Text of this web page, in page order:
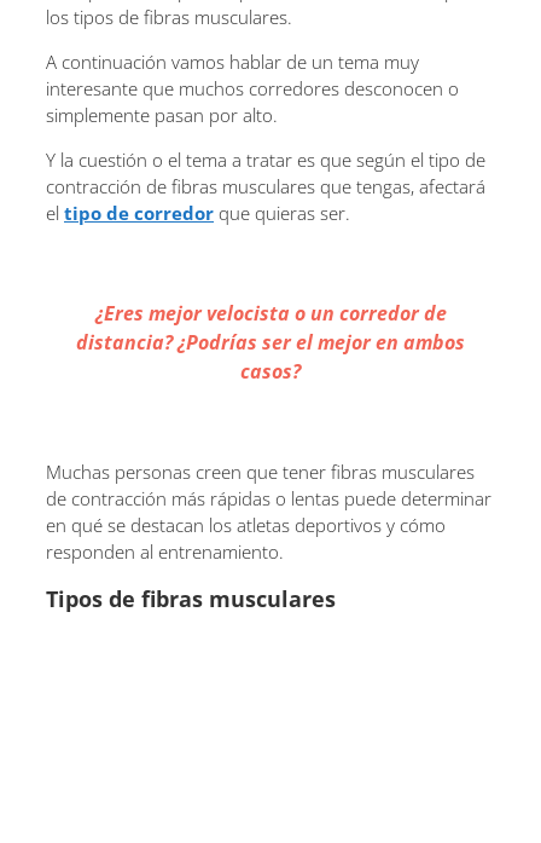
los tipos de fibras musculares.
A continuación vamos hablar de un tema muy
interesante que muchos corredores desconocen o
simplemente pasan por alto.
Y la cuestión o el tema a tratar es que según el tipo de
contracción de fibras musculares que tengas, afectará
el tipo de corredor que quieras ser.
¿Eres mejor velocista o un corredor de
distancia? ¿Podrías ser el mejor en ambos
casos?
Muchas personas creen que tener fibras musculares
de contracción más rápidas o lentas puede determinar
en qué se destacan los atletas deportivos y cómo
responden al entrenamiento.
Tipos de fibras musculares